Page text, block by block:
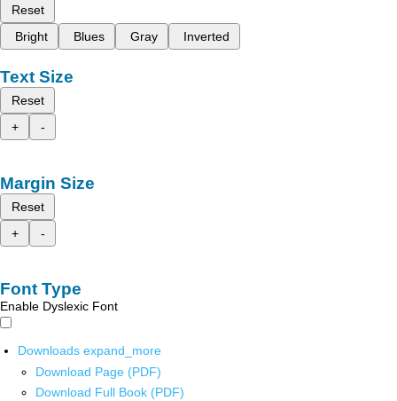
Reset
Bright
Blues Gray Inverted
Text Size
Reset
+
-
Margin Size
Reset
+
-
Font Type
Enable Dyslexic Font
Downloads expand_more
Download Page (PDF)
Download Full Book (PDF)